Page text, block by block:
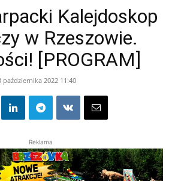
Kalejdoskop
w Rzeszowie.
[PROGRAM]
października 2022 11:40
Reklama